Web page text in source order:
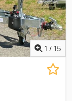
1 / 15